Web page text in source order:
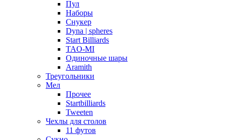
Пул
Наборы
Снукер
Dyna | spheres
Start Billiards
TAO-MI
Одиночные шары
Aramith
Треугольники
Мел
Прочее
Startbilliards
Tweeten
Чехлы для столов
11 футов